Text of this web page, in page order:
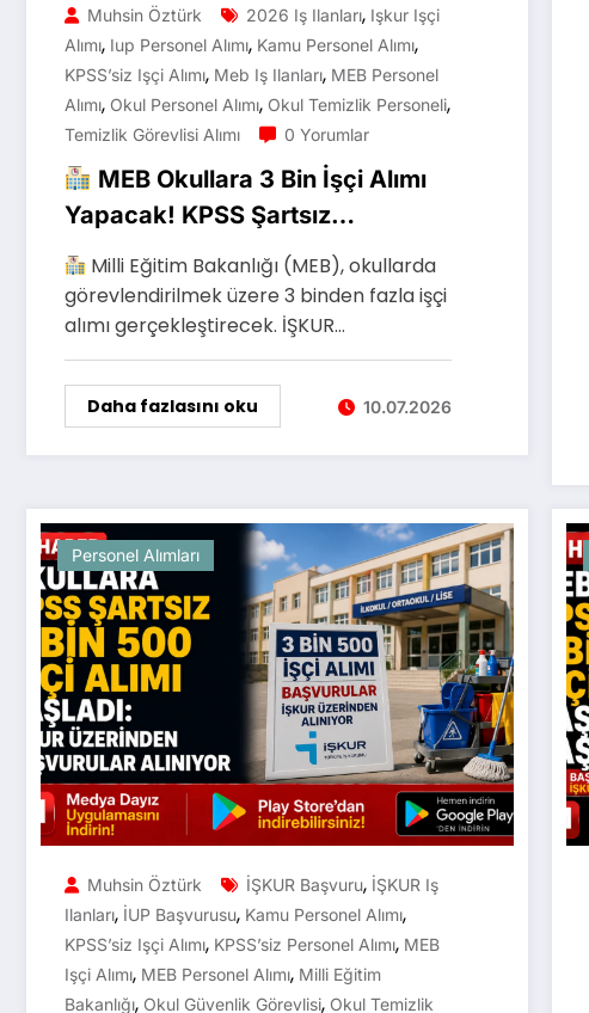
Muhsin Öztürk 2026 Iş Ilanları, Işkur Işçi
Alımı, Iup Personel Alımı, Kamu Personel Alımı,
KPSS’siz Işçi Alımı, Meb Iş Ilanları, MEB Personel
Alımı, Okul Personel Alımı, Okul Temizlik Personeli,
Temizlik Görevlisi Alımı 0 Yorumlar
MEB Okullara 3 Bin İşçi Alımı
Yapacak! KPSS Şartsız
Başvurular Başladı
Milli Eğitim Bakanlığı (MEB), okullarda
görevlendirilmek üzere 3 binden fazla işçi
alımı gerçekleştirecek. İŞKUR…
Daha fazlasını oku 10.07.2026
Personel Alımları
Muhsin Öztürk İŞKUR Başvuru, İŞKUR Iş
Ilanları, İUP Başvurusu, Kamu Personel Alımı,
KPSS’siz Işçi Alımı, KPSS’siz Personel Alımı, MEB
Işçi Alımı, MEB Personel Alımı, Milli Eğitim
Bakanlığı, Okul Güvenlik Görevlisi, Okul Temizlik